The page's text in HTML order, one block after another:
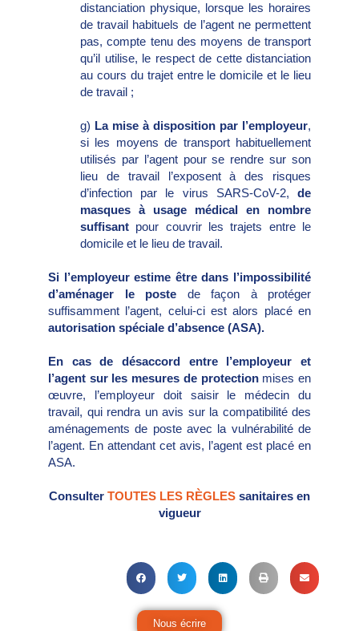
distanciation physique, lorsque les horaires
de travail habituels de l’agent ne permettent
pas, compte tenu des moyens de transport
qu’il utilise, le respect de cette distanciation
au cours du trajet entre le domicile et le lieu
de travail ;
g) La mise à disposition par l’employeur,
si les moyens de transport habituellement
utilisés par l’agent pour se rendre sur son
lieu de travail l’exposent à des risques
d’infection par le virus SARS-CoV-2, de
masques à usage médical en nombre
suffisant pour couvrir les trajets entre le
domicile et le lieu de travail.
Si l’employeur estime être dans l’impossibilité
d’aménager le poste de façon à protéger
suffisamment l’agent, celui-ci est alors placé en
autorisation spéciale d’absence (ASA).
En cas de désaccord entre l’employeur et
l’agent sur les mesures de protectionmises en
œuvre, l’employeur doit saisir le médecin du
travail, qui rendra un avis sur la compatibilité des
aménagements de poste avec la vulnérabilité de
l’agent. En attendant cet avis, l’agent est placé en
ASA.
Consulter TOUTES LES RÈGLES sanitaires en
vigueur
Nous écrire